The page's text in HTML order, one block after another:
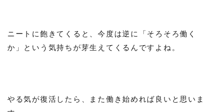
ニートに飽きてくると、今度は逆に「そろそろ働く
か」という気持ちが芽生えてくるんですよね。
やる気が復活したら、また働き始めれば良いと思いま